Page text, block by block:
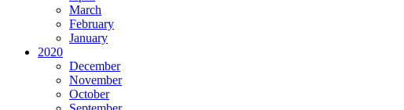
March
February
January
2020
December
November
October